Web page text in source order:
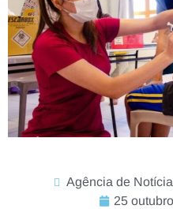
Agência de
25